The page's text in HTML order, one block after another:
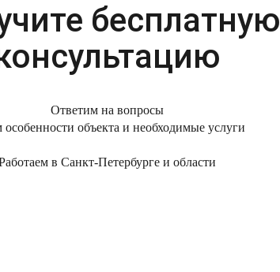
бесплатную
Ответим на вопросы
особенности объекта и необходимые услуги
в Санкт-Петербурге и области